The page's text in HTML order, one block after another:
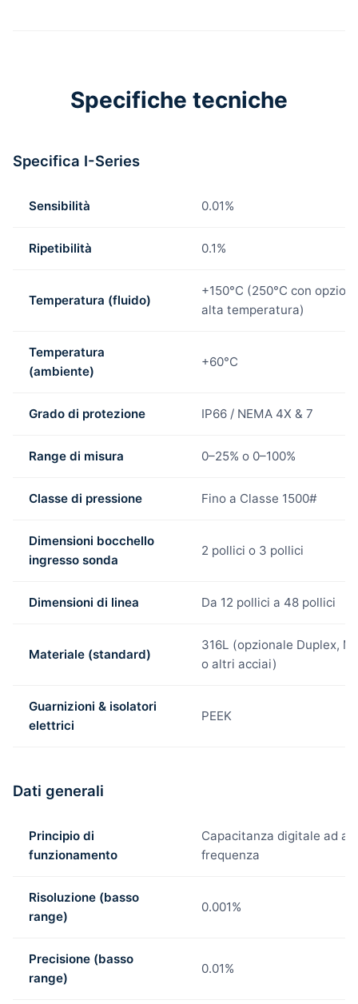
Specifiche tecniche
Specifica I-Series
Sensibilità 0.01%
Ripetibilità 0.1%
Temperatura (fluido)
+150°C (250°C con
alta temperatura)
Temperatura
(ambiente)
+60°C
Grado di protezione IP66 / NEMA 4X & 7
Range di misura 0–25% o 0–100%
Classe di pressione Fino a Classe 1500#
Dimensioni bocchello
ingresso sonda
2 pollici o 3 pollici
Dimensioni di linea Da 12 pollici a 48 pollici
Materiale (standard)
316L (opzionale Duplex,
o altri acciai)
Guarnizioni & isolatori
elettrici
PEEK
Dati generali
Principio di
funzionamento
Capacitanza digitale ad
frequenza
Risoluzione (basso
range)
0.001%
Precisione (basso
range)
0.01%